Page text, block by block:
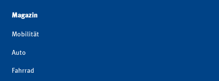
Magazin
Mobilität
Auto
Fahrrad